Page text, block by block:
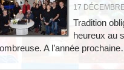
17
Tradition
heureux au
A l’année